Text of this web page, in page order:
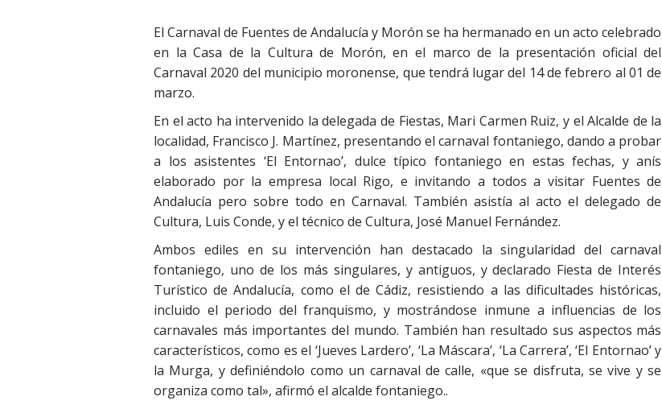
El Carnaval de Fuentes de Andalucía y Morón se ha hermanado en un acto celebrado
en la Casa de la Cultura de Morón, en el marco de la presentación oficial del
Carnaval 2020 del municipio moronense, que tendrá lugar del 14 de febrero al 01 de
marzo.
En el acto ha intervenido la delegada de Fiestas, Mari Carmen Ruiz, y el Alcalde de la
localidad, Francisco J. Martínez, presentando el carnaval fontaniego, dando a probar
a los asistentes ‘El Entornao’, dulce típico fontaniego en estas fechas, y anís
elaborado por la empresa local Rigo, e invitando a todos a visitar Fuentes de
Andalucía pero sobre todo en Carnaval. También asistía al acto el delegado de
Cultura, Luis Conde, y el técnico de Cultura, José Manuel Fernández.
Ambos ediles en su intervención han destacado la singularidad del carnaval
fontaniego, uno de los más singulares, y antiguos, y declarado Fiesta de Interés
Turístico de Andalucía, como el de Cádiz, resistiendo a las dificultades históricas,
incluido el periodo del franquismo, y mostrándose inmune a influencias de los
carnavales más importantes del mundo. También han resultado sus aspectos más
característicos, como es el ‘Jueves Lardero’, ‘La Máscara’, ‘La Carrera’, ‘El Entornao’ y
la Murga, y definiéndolo como un carnaval de calle, «que se disfruta, se vive y se
organiza como tal», afirmó el alcalde fontaniego..